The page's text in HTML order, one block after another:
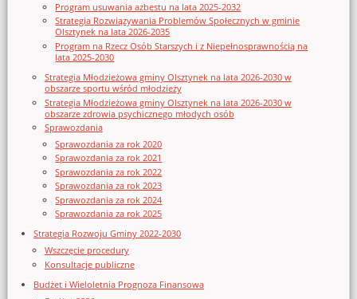
Program usuwania azbestu na lata 2025-2032
Strategia Rozwiązywania Problemów Społecznych w gminie
Olsztynek na lata 2026-2035
Program na Rzecz Osób Starszych i z Niepełnosprawnością na
lata 2025-2030
Strategia Młodzieżowa gminy Olsztynek na lata 2026-2030 w
obszarze sportu wśród młodzieży
Strategia Młodzieżowa gminy Olsztynek na lata 2026-2030 w
obszarze zdrowia psychicznego młodych osób
Sprawozdania
Sprawozdania za rok 2020
Sprawozdania za rok 2021
Sprawozdania za rok 2022
Sprawozdania za rok 2023
Sprawozdania za rok 2024
Sprawozdania za rok 2025
Strategia Rozwoju Gminy 2022-2030
Wszczęcie procedury
Konsultacje publiczne
Budżet i Wieloletnia Prognoza Finansowa